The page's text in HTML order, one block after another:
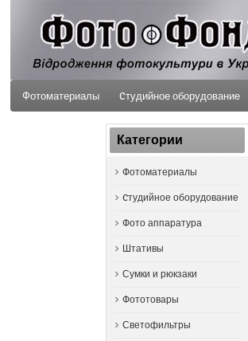
Фотоматериалы Cтудийное оборудование
Категории
Фотоматериалы
Cтудийное оборудование
Фото аппаратура
Штативы
Сумки и рюкзаки
Фототовары
Светофильтры